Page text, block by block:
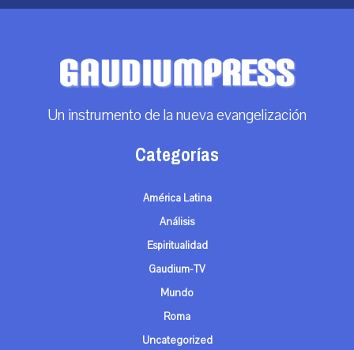
Un instrumento de la nueva evangelización
Categorías
América Latina
Análisis
Espiritualidad
Gaudium-TV
Mundo
Roma
Uncategorized